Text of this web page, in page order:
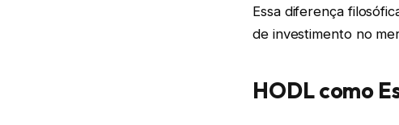
Essa diferença
de investimento no
HODL como